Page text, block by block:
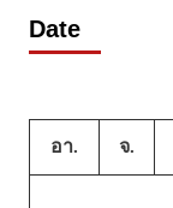
Date
อา. จ.